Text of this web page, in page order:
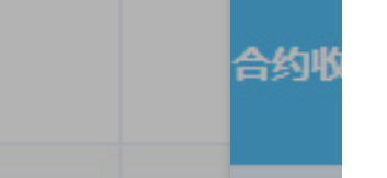
價隻爲你贊助本站，收取的費用僅用于維持本站的日
碼，僅用作學習研究使用，請下載後24小時内删除